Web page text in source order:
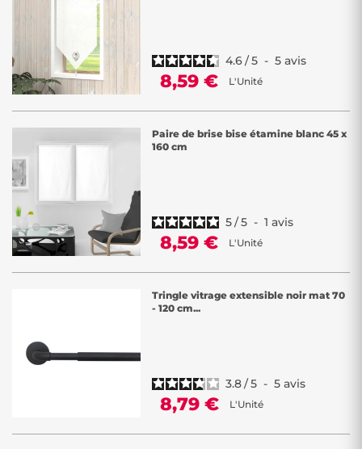
4.6/5 - 5 avis
8,59 € L'Unité
Paire de brise bise étamine blanc 45 x
160 cm
5/5 - 1 avis
8,59 € L'Unité
Tringle vitrage extensible noir mat 70
- 120 cm...
3.8/5 - 5 avis
8,79 € L'Unité